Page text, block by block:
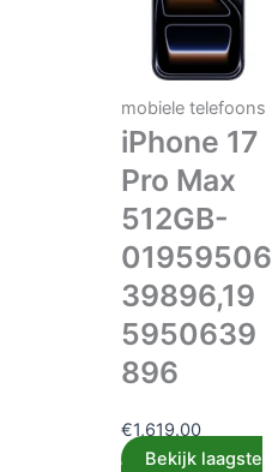
mobiele telefoons
iPhone 17
Pro Max
512GB-
01959506
39896,19
5950639
896
€1,619.00
Bekijk laagste